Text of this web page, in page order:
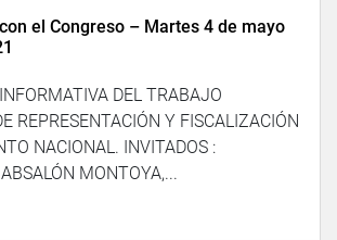
el Congreso – Martes 4 de mayo
DEL TRABAJO
REPRESENTACIÓN Y FISCALIZACIÓN
NACIONAL. INVITADOS :
MONTOYA,...